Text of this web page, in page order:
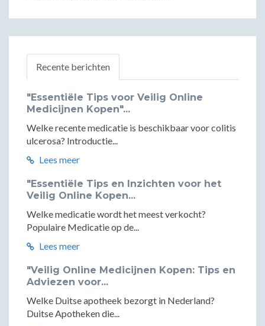
Recente berichten
"Essentiële Tips voor Veilig Online
Medicijnen Kopen"...
Welke recente medicatie is beschikbaar voor colitis
ulcerosa? Introductie...
Lees meer
"Essentiële Tips en Inzichten voor het
Veilig Online Kopen...
Welke medicatie wordt het meest verkocht?
Populaire Medicatie op de...
Lees meer
"Veilig Online Medicijnen Kopen: Tips en
Adviezen voor...
Welke Duitse apotheek bezorgt in Nederland?
Duitse Apotheken die...